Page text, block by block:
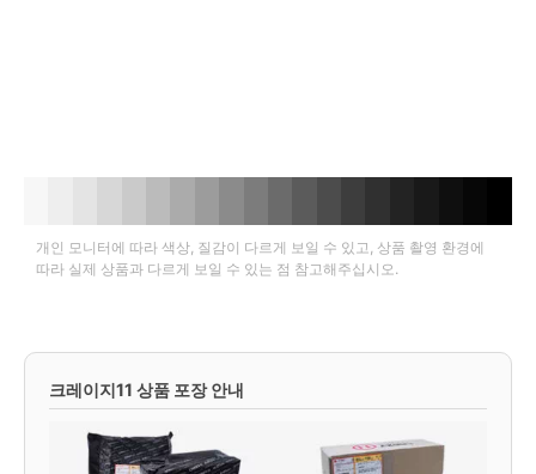
개인 모니터에 따라 색상, 질감이 다르게 보일 수 있고, 상품 촬영 환경에
따라 실제 상품과 다르게 보일 수 있는 점 참고해주십시오.
크레이지11 상품 포장 안내